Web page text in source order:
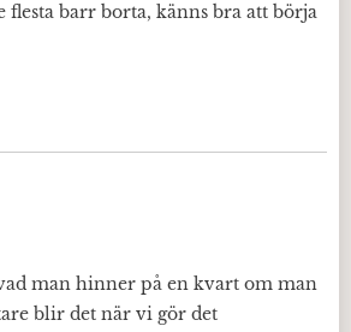
flesta barr borta, känns bra att börja
man hinner på en kvart om man
blir det när vi gör det